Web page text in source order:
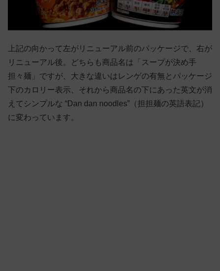
上記の向かって左がリニューアル前のパッケージで、右が
リニューアル後。どちらも商品名は「スープが決め手
担々麺」ですが、大きな違いはレンゲの有無とパッケージ
下のカロリー表示、それから商品名の下にあった英文が消
えてシンプルな “Dan dan noodles”（担担麺の英語表記）
に変わっています。